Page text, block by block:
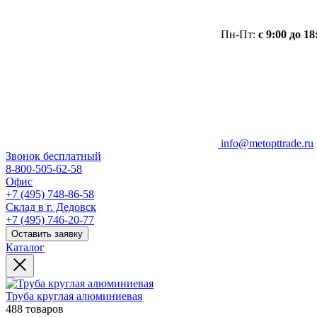
Пн-Пт: с 9:00 до
info@metopttrade.ru
Звонок бесплатный
8-800-505-62-58
Офис
+7 (495) 748-86-58
Склад в г. Дедовск
+7 (495) 746-20-77
Оставить заявку
Каталог
Труба круглая алюминиевая
488 товаров